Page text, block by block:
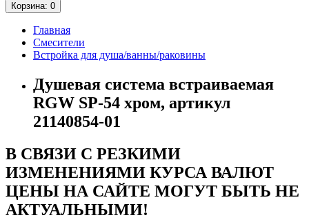
Корзина: 0
Главная
Смесители
Встройка для душа/ванны/раковины
Душевая система встраиваемая
RGW SP-54 хром, артикул
21140854-01
В СВЯЗИ С РЕЗКИМИ
ИЗМЕНЕНИЯМИ КУРСА ВАЛЮТ
ЦЕНЫ НА САЙТЕ МОГУТ БЫТЬ НЕ
АКТУАЛЬНЫМИ!